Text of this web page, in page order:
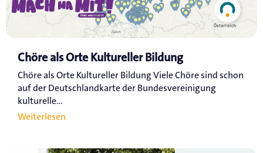
Chöre als Orte Kultureller Bildung
Chöre als Orte Kultureller Bildung Viele Chöre sind schon
auf der Deutschlandkarte der Bundesvereinigung
kulturelle...
Weiterlesen